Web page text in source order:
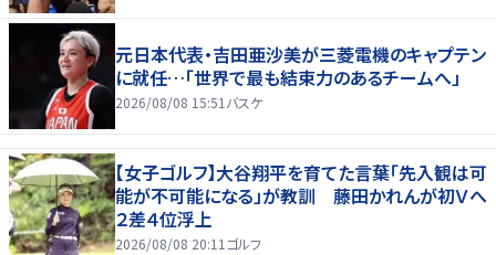
元日本代表・吉田亜沙美が三菱電機のキャプテン
に就任…「世界で最も結束力のあるチームへ」
2026/08/08 15:51 バスケ
【女子ゴルフ】大谷翔平を育てた言葉「先入観は可
能が不可能になる」が教訓 藤田かれんが初Ｖへ
２差４位浮上
2026/08/08 20:11 ゴルフ